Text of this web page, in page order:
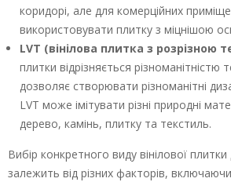
коридорі, але для комерційних
використовувати плитку з міцнішою
LVT (вінілова плитка з розрізною
плитки відрізняється різноманітністю
дозволяє створювати різноманітні
LVT може імітувати різні природні
дерево, камінь, плитку та текстиль.
Вибір конкретного виду вінілової плитки
залежить від різних факторів,